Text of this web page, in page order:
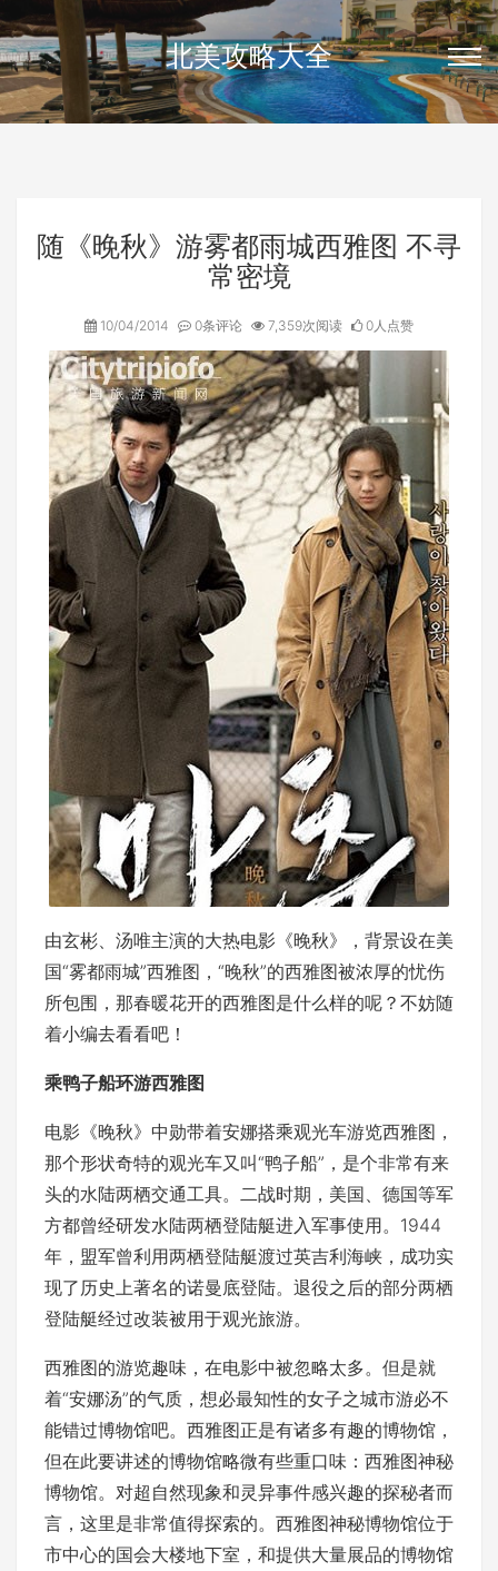
北美攻略大全
随《晚秋》游雾都雨城西雅图 不寻
常密境
10/04/2014 0条评论 7,359次阅读 0人点赞
由玄彬、汤唯主演的大热电影《晚秋》，背景设在美
国“雾都雨城”西雅图，“晚秋”的西雅图被浓厚的忧伤
所包围，那春暖花开的西雅图是什么样的呢？不妨随
着小编去看看吧！
乘鸭子船环游西雅图
电影《晚秋》中勋带着安娜搭乘观光车游览西雅图，
那个形状奇特的观光车又叫“鸭子船”，是个非常有来
头的水陆两栖交通工具。二战时期，美国、德国等军
方都曾经研发水陆两栖登陆艇进入军事使用。1944
年，盟军曾利用两栖登陆艇渡过英吉利海峡，成功实
现了历史上著名的诺曼底登陆。退役之后的部分两栖
登陆艇经过改装被用于观光旅游。
西雅图的游览趣味，在电影中被忽略太多。但是就
着“安娜汤”的气质，想必最知性的女子之城市游必不
能错过博物馆吧。西雅图正是有诸多有趣的博物馆，
但在此要讲述的博物馆略微有些重口味：西雅图神秘
博物馆。对超自然现象和灵异事件感兴趣的探秘者而
言，这里是非常值得探索的。西雅图神秘博物馆位于
市中心的国会大楼地下室，和提供大量展品的博物馆